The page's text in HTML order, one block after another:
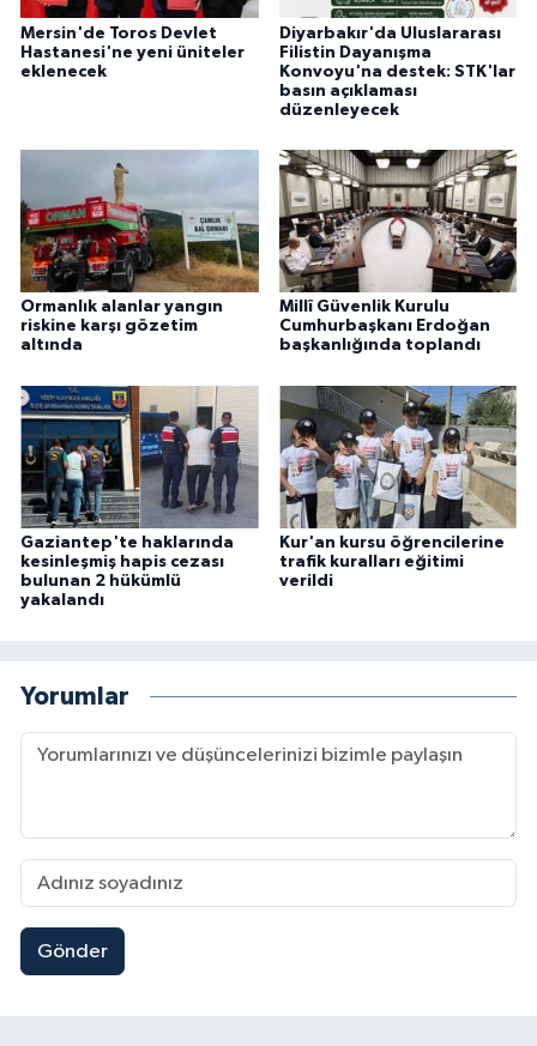
Mersin'de Toros Devlet
Hastanesi'ne yeni üniteler
eklenecek
Diyarbakır'da Uluslararası
Filistin Dayanışma
Konvoyu'na destek: STK'lar
basın açıklaması
düzenleyecek
Ormanlık alanlar yangın
riskine karşı gözetim
altında
Millî Güvenlik Kurulu
Cumhurbaşkanı Erdoğan
başkanlığında toplandı
Gaziantep'te haklarında
kesinleşmiş hapis cezası
bulunan 2 hükümlü
yakalandı
Kur'an kursu öğrencilerine
trafik kuralları eğitimi
verildi
Yorumlar
Gönder